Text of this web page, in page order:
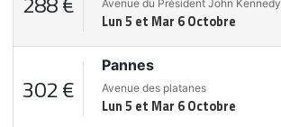
Avenue du Président John Kennedy
Lun 5 et Mar 6 Octobre
302 €
Pannes
Avenue des platanes
Lun 5 et Mar 6 Octobre